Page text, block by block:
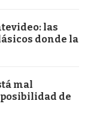
las
donde la
mal
de